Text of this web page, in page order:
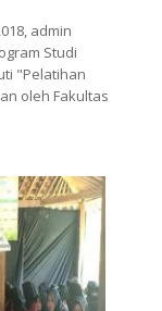
admin
Studi
"Pelatihan
oleh Fakultas